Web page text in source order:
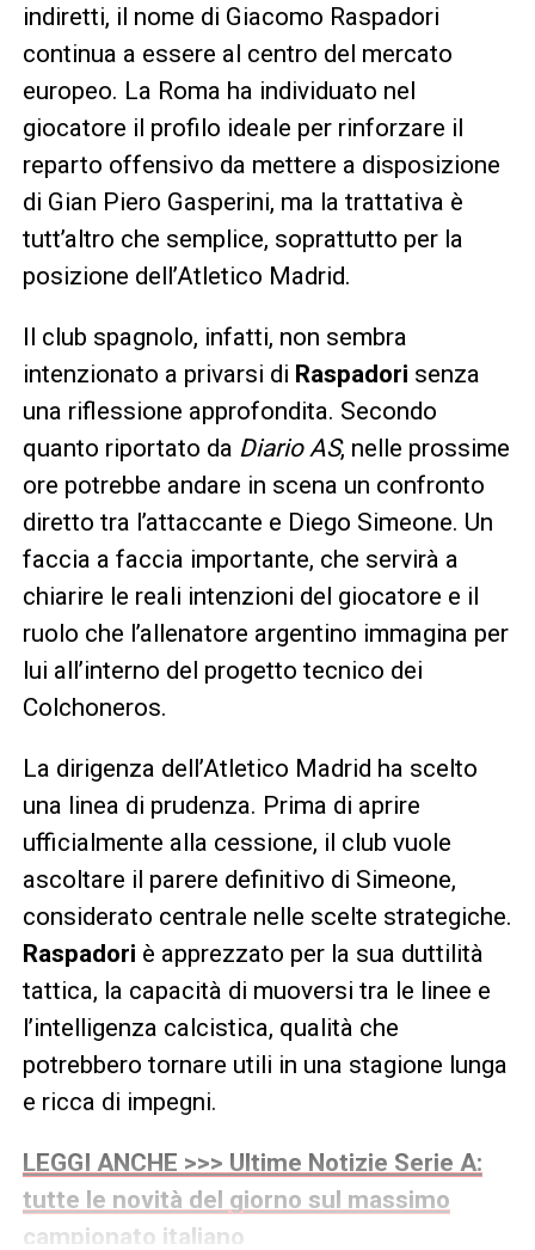
indiretti, il nome di Giacomo Raspadori
continua a essere al centro del mercato
europeo. La Roma ha individuato nel
giocatore il profilo ideale per rinforzare il
reparto offensivo da mettere a disposizione
di Gian Piero Gasperini, ma la trattativa è
tutt’altro che semplice, soprattutto per la
posizione dell’Atletico Madrid.
Il club spagnolo, infatti, non sembra
intenzionato a privarsi di Raspadori senza
una riflessione approfondita. Secondo
quanto riportato da Diario AS, nelle prossime
ore potrebbe andare in scena un confronto
diretto tra l’attaccante e Diego Simeone. Un
faccia a faccia importante, che servirà a
chiarire le reali intenzioni del giocatore e il
ruolo che l’allenatore argentino immagina per
lui all’interno del progetto tecnico dei
Colchoneros.
La dirigenza dell’Atletico Madrid ha scelto
una linea di prudenza. Prima di aprire
ufficialmente alla cessione, il club vuole
ascoltare il parere definitivo di Simeone,
considerato centrale nelle scelte strategiche.
Raspadori è apprezzato per la sua duttilità
tattica, la capacità di muoversi tra le linee e
l’intelligenza calcistica, qualità che
potrebbero tornare utili in una stagione lunga
e ricca di impegni.
LEGGI ANCHE >>> Ultime Notizie Serie A:
tutte le novità del giorno sul massimo
campionato italiano